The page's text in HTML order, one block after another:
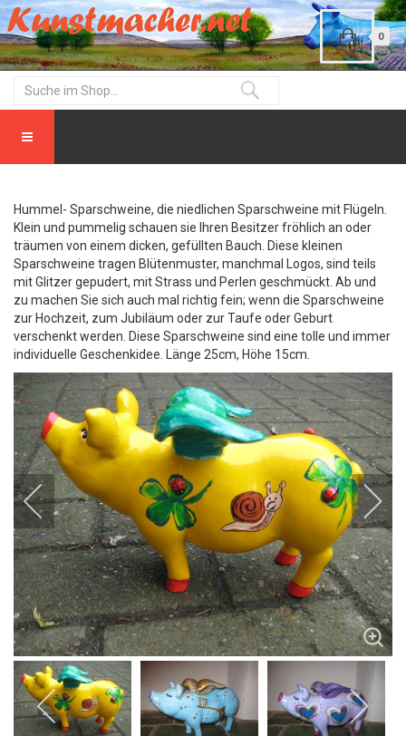
0
Hummel- Sparschweine, die niedlichen Sparschweine mit Flügeln.
Klein und pummelig schauen sie Ihren Besitzer fröhlich an oder
träumen von einem dicken, gefüllten Bauch. Diese kleinen
Sparschweine tragen Blütenmuster, manchmal Logos, sind teils
mit Glitzer gepudert, mit Strass und Perlen geschmückt. Ab und
zu machen Sie sich auch mal richtig fein; wenn die Sparschweine
zur Hochzeit, zum Jubiläum oder zur Taufe oder Geburt
verschenkt werden. Diese Sparschweine sind eine tolle und immer
individuelle Geschenkidee. Länge 25cm, Höhe 15cm.